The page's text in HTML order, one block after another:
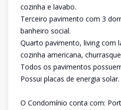
cozinha e lavabo.
Terceiro pavimento com 3
banheiro social.
Quarto pavimento, living com
cozinha americana,
Todos os pavimentos
Possui placas de energia solar.
O Condomínio conta com: